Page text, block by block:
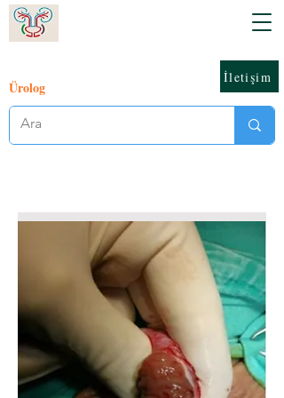
Ürolog
İletişim